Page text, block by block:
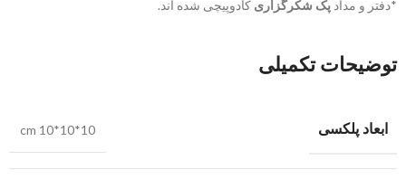
*دفتر و مداد پک شکرگزاری کادوپیچی شده اند.
توضیحات تکمیلی
ابعاد پلکسی cm 10*10*10